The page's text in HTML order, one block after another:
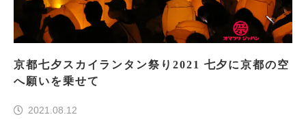
京都七夕スカイランタン祭り2021 七夕に京都の空
へ願いを乗せて
2021.08.12